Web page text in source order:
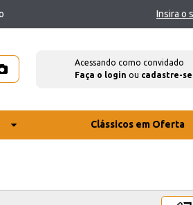
Insira o
Acessando como convidado
Faça o login ou cadastre-se
Clássicos em Oferta